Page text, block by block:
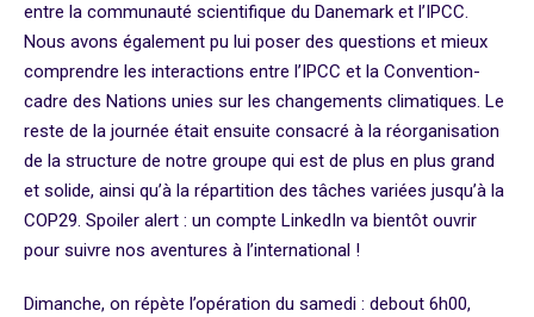
entre la communauté scientifique du Danemark et l’IPCC.
Nous avons également pu lui poser des questions et mieux
comprendre les interactions entre l’IPCC et la Convention-
cadre des Nations unies sur les changements climatiques. Le
reste de la journée était ensuite consacré à la réorganisation
de la structure de notre groupe qui est de plus en plus grand
et solide, ainsi qu’à la répartition des tâches variées jusqu’à la
COP29. Spoiler alert : un compte LinkedIn va bientôt ouvrir
pour suivre nos aventures à l’international !
Dimanche, on répète l’opération du samedi : debout 6h00,